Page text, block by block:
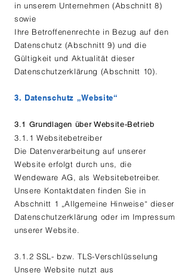
in unserem Unternehmen (Abschnitt 8)
sowie
Ihre Betroffenenrechte in Bezug auf den
Datenschutz (Abschnitt 9) und die
Gültigkeit und Aktualität dieser
Datenschutzerklärung (Abschnitt 10).
3. Datenschutz „Website“
3.1 Grundlagen über Website-Betrieb
3.1.1 Websitebetreiber
Die Datenverarbeitung auf unserer
Website erfolgt durch uns, die
Wendeware AG, als Websitebetreiber.
Unsere Kontaktdaten finden Sie in
Abschnitt 1 „Allgemeine Hinweise“ dieser
Datenschutzerklärung oder im Impressum
unserer Website.
3.1.2 SSL- bzw. TLS-Verschlüsselung
Unsere Website nutzt aus